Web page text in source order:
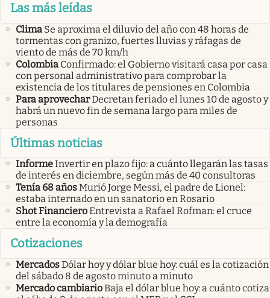
Las más leídas
Clima Se aproxima el diluvio del año con 48 horas de
tormentas con granizo, fuertes lluvias y ráfagas de
viento de más de 70 km/h
Colombia Confirmado: el Gobierno visitará casa por casa
con personal administrativo para comprobar la
existencia de los titulares de pensiones en Colombia
Para aprovecharDecretan feriado el lunes 10 de agosto y
habrá un nuevo fin de semana largo para miles de
personas
Últimas noticias
InformeInvertir en plazo fijo: a cuánto llegarán las tasas
de interés en diciembre, según más de 40 consultoras
Tenía 68 añosMurió Jorge Messi, el padre de Lionel:
estaba internado en un sanatorio en Rosario
Shot FinancieroEntrevista a Rafael Rofman: el cruce
entre la economía y la demografía
Cotizaciones
MercadosDólar hoy y dólar blue hoy: cuál es la cotización
del sábado 8 de agosto minuto a minuto
Mercado cambiarioBaja el dólar blue hoy: a cuánto cotiza